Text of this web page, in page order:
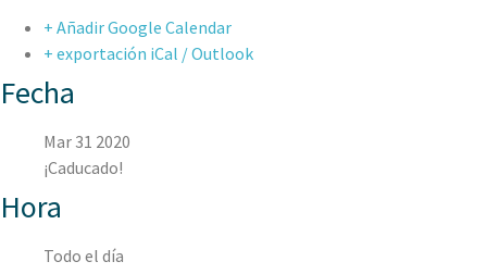
+ Añadir Google Calendar
+ exportación iCal / Outlook
Fecha
Mar 31 2020
¡Caducado!
Hora
Todo el día